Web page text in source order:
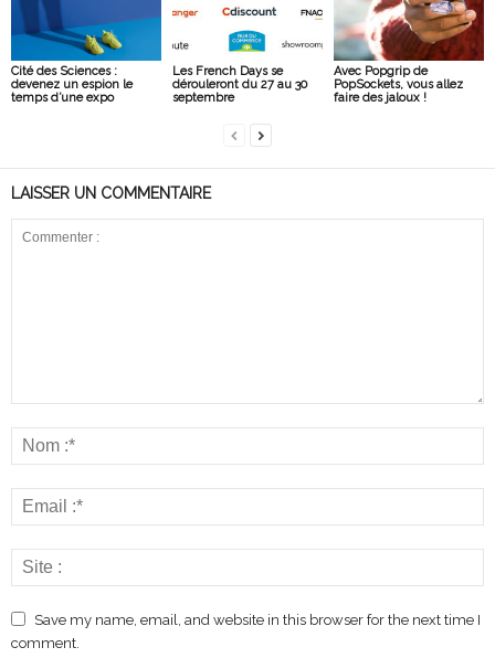
Cité des Sciences :
devenez un espion le
temps d’une expo
Les French Days se
dérouleront du 27 au 30
septembre
Avec Popgrip de
PopSockets, vous allez
faire des jaloux !
LAISSER UN COMMENTAIRE
Save my name, email, and website in this browser for the next time I
comment.